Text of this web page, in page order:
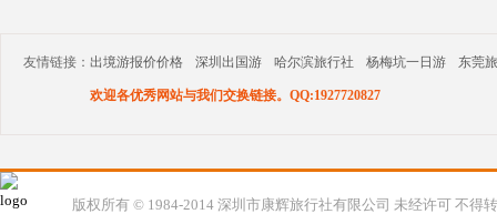
友情链接： 出境游报价价格 深圳出国游 哈尔滨旅行社 杨梅坑一日游 东莞
欢迎各优秀网站与我们交换链接。QQ:1927720827
版权所有 © 1984-2014 深圳市康辉旅行社有限公司 未经许可 不得转